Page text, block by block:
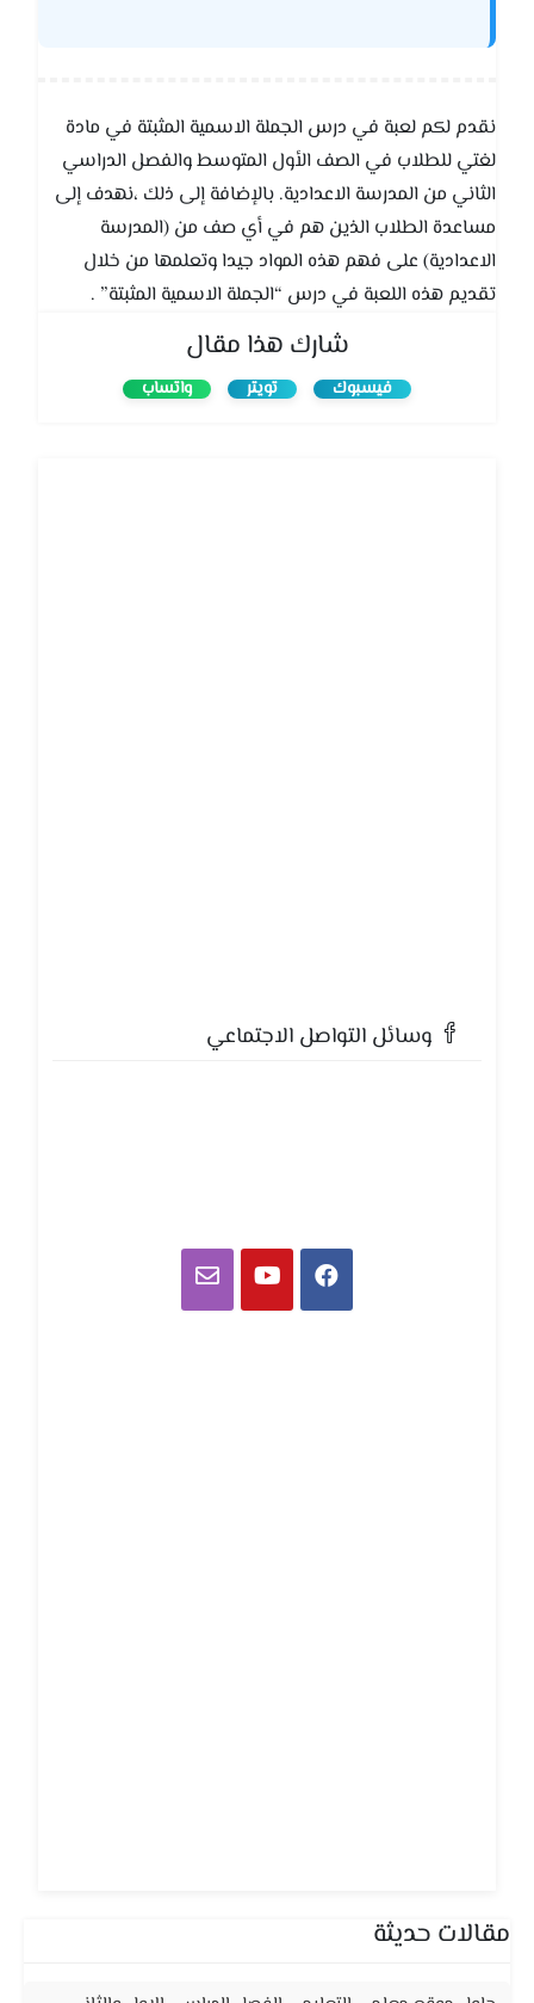
نقدم لكم لعبة في درس الجملة الاسمية المثبتة في مادة
لغتي للطلاب في الصف اﻷول المتوسط والفصل الدراسي
الثاني من المدرسة الاعدادية. بالإضافة إلى ذلك ،نهدف إلى
مساعدة الطلاب الذين هم في أي صف من (المدرسة
الاعدادية) على فهم هذه المواد جيدا وتعلمها من خلال
تقديم هذه اللعبة في درس “الجملة الاسمية المثبتة” .
شارك هذا مقال
فيسبوك تويتر واتساب
وسائل التواصل الاجتماعي
مقالات حديثة